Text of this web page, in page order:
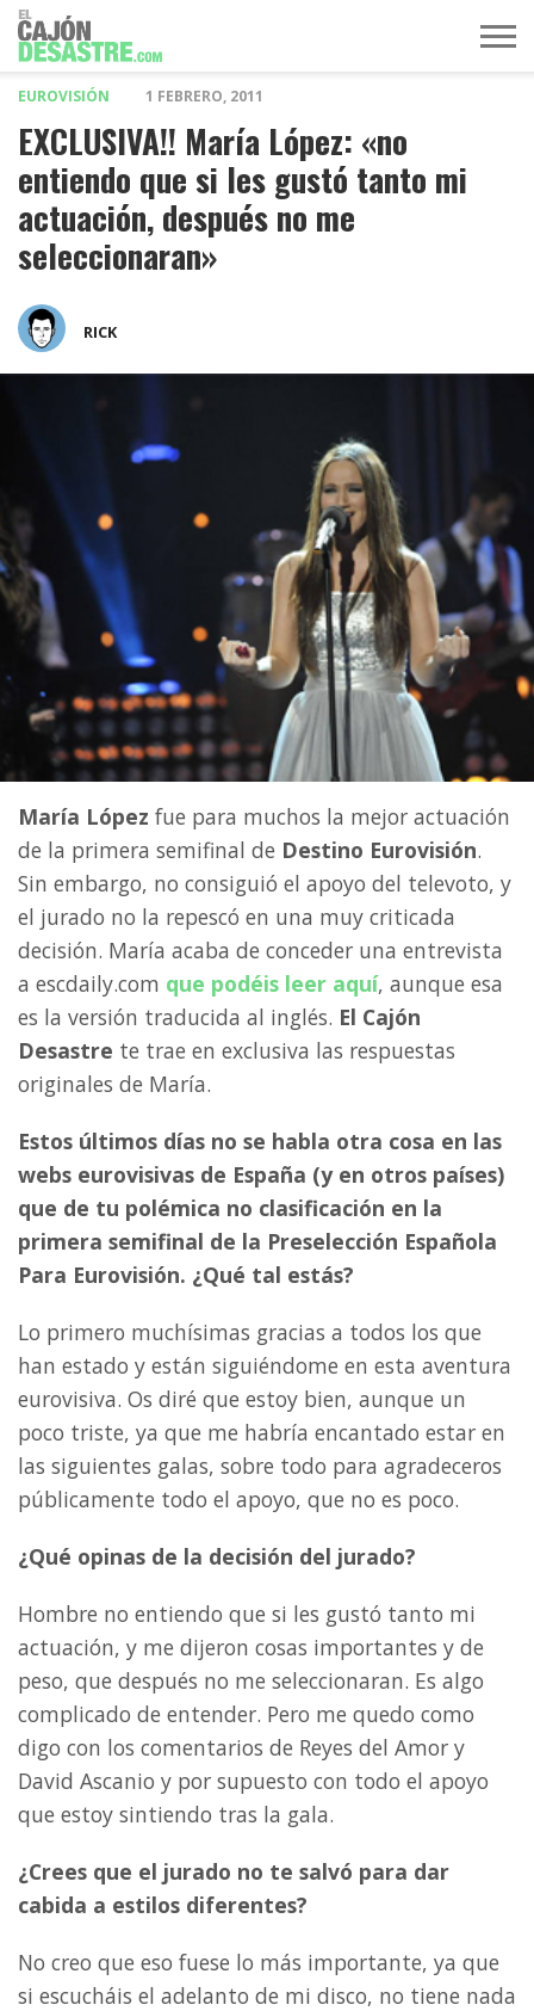
EUROVISIÓN 1 FEBRERO, 2011
EXCLUSIVA!! María López: «no
entiendo que si les gustó tanto mi
actuación, después no me
seleccionaran»
RICK
María López fue para muchos la mejor actuación
de la primera semifinal de Destino Eurovisión.
Sin embargo, no consiguió el apoyo del televoto, y
el jurado no la repescó en una muy criticada
decisión. María acaba de conceder una entrevista
a escdaily.com que podéis leer aquí, aunque esa
es la versión traducida al inglés. El Cajón
Desastre te trae en exclusiva las respuestas
originales de María.
Estos últimos días no se habla otra cosa en las
webs eurovisivas de España (y en otros países)
que de tu polémica no clasificación en la
primera semifinal de la Preselección Española
Para Eurovisión. ¿Qué tal estás?
Lo primero muchísimas gracias a todos los que
han estado y están siguiéndome en esta aventura
eurovisiva. Os diré que estoy bien, aunque un
poco triste, ya que me habría encantado estar en
las siguientes galas, sobre todo para agradeceros
públicamente todo el apoyo, que no es poco.
¿Qué opinas de la decisión del jurado?
Hombre no entiendo que si les gustó tanto mi
actuación, y me dijeron cosas importantes y de
peso, que después no me seleccionaran. Es algo
complicado de entender. Pero me quedo como
digo con los comentarios de Reyes del Amor y
David Ascanio y por supuesto con todo el apoyo
que estoy sintiendo tras la gala.
¿Crees que el jurado no te salvó para dar
cabida a estilos diferentes?
No creo que eso fuese lo más importante, ya que
si escucháis el adelanto de mi disco, no tiene nada